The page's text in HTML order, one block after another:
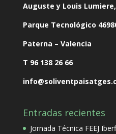
Auguste y Louis Lumiere,
Parque Tecnológico
Paterna – Valencia
T 96 138 26 66
Entradas recientes
Jornada Técnica FEEJ